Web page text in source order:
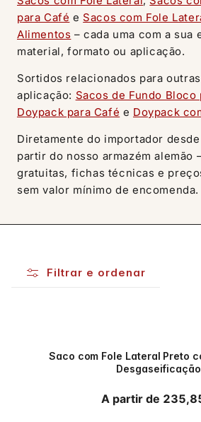
para Café e Sacos com Fole
Alimentos – cada uma com a sua
material, formato ou aplicação.
Sortidos relacionados para
aplicação: Sacos de Fundo Bloco
Doypack para Café e Doypack
Diretamente do importador desde
partir do nosso armazém alemão
gratuitas, fichas técnicas e
sem valor mínimo de encomenda.
Filtrar e ordenar
Saco com Fole Lateral Preto
Desgaseificação
Preço normal
A partir de